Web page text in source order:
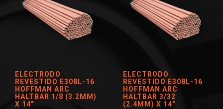
ELECTRODO
REVESTIDO E308L-16
HOFFMAN ARC
HALTBAR 1/8 (3.2MM)
X 14″
ELECTRODO
REVESTIDO E308L-16
HOFFMAN ARC
HALTBAR 3/32
(2.4MM) X 14″